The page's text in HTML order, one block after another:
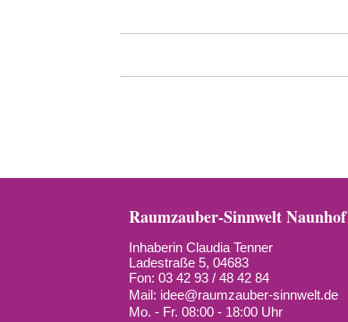
Raumzauber-Sinnwelt Naunhof
Inhaberin Claudia Tenner
Ladestraße 5, 04683
Fon: 03 42 93 / 48 42 84
Mail: idee@raumzauber-sinnwelt.de
Mo. - Fr. 08:00 - 18:00 Uhr